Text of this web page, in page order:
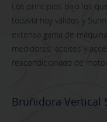
Los principios bajo los
todavía hoy válidos y
extensa gama de
medidores, aceites y
reacondicionado de
Bruñidora Vertical